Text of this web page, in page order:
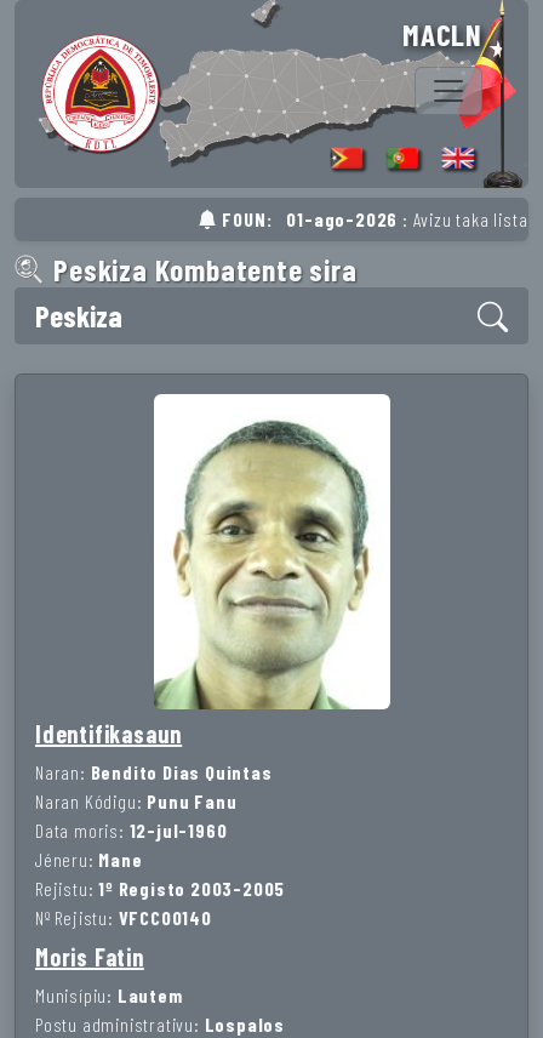
MACLN
FOUN: 01-ago-2026: Avizu taka lista
Peskiza Kombatente sira
Peskiza
Identifikasaun
Naran: Bendito Dias Quintas
Naran Kódigu: Punu Fanu
Data moris: 12-jul-1960
Jéneru: Mane
Rejistu: 1º Registo 2003-2005
Nº Rejistu: VFCC00140
Moris Fatin
Munisípiu: Lautem
Postu administrativu: Lospalos